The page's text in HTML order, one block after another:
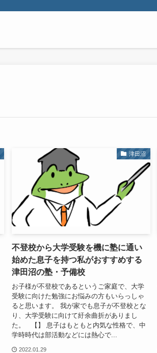
津田沼
不登校から大学受験を機に塾に通い
始めた息子を持つ私がおすすめする
津田沼の塾・予備校
お子様が不登校であるというご家庭で、大学
受験に向けた勉強にお悩みの方もいらっしゃ
ると思います。 我が家でも息子が不登校とな
り、大学受験に向けて紆余曲折がありまし
た。 【】 息子はもともと内気な性格で、中
学時時代は部活動などには熱心で...
2022.01.29